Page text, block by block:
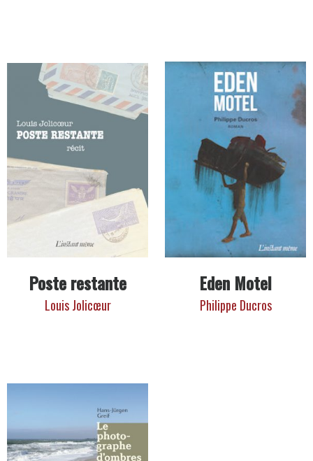
Poste restante
Louis Jolicœur
Eden Motel
Philippe Ducros